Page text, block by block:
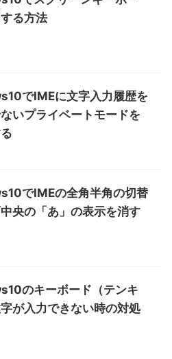
る方法
でIMEに文字入力履歴を
いプライベートモードを
でIMEの全角半角の切替
央の「あ」の表示を消す
のキーボード（テンキ
が入力できない時の対処